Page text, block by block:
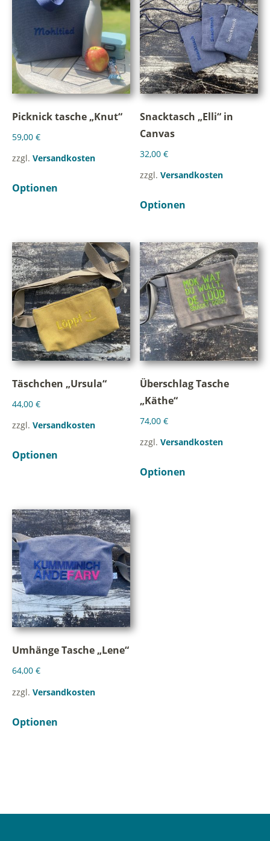
Picknick tasche „Knut“
59,00 €
zzgl. Versandkosten
Optionen
Snacktasch „Elli“ in
Canvas
32,00€
zzgl.Versandkosten
Optionen
Täschchen „Ursula“
44,00 €
zzgl. Versandkosten
Optionen
Überschlag Tasche
„Käthe“
74,00€
zzgl.Versandkosten
Optionen
Umhänge Tasche „Lene“
64,00 €
zzgl. Versandkosten
Optionen